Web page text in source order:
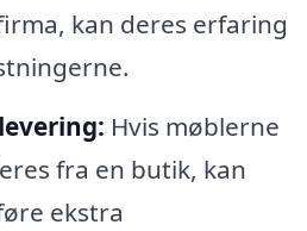
kan deres erfaring
Hvis møblerne
fra en butik, kan
ekstra